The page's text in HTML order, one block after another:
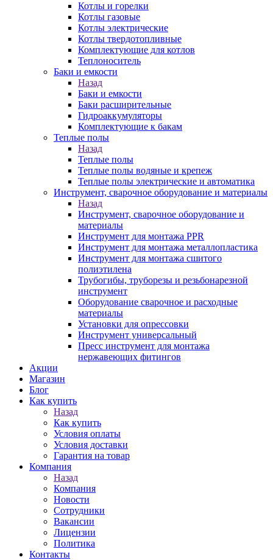
Котлы и горелки
Котлы газовые
Котлы электрические
Котлы твердотопливные
Комплектующие для котлов
Теплоноситель
Баки и емкости
Назад
Баки и емкости
Баки расширительные
Гидроаккумуляторы
Комплектующие к бакам
Теплые полы
Назад
Теплые полы
Теплые полы водяные и крепеж
Теплые полы электрические и автоматика
Инструмент, сварочное оборудование и материалы
Назад
Инструмент, сварочное оборудование и
материалы
Инструмент для монтажа PPR
Инструмент для монтажа металлопластика
Инструмент для монтажа сшитого
полиэтилена
Трубогибы, труборезы и резьбонарезной
инструмент
Оборудование сварочное и расходные
материалы
Установки для опрессовки
Инструмент универсальный
Пресс инструмент для монтажа
нержавеющих фитингов
Акции
Магазин
Блог
Как купить
Назад
Как купить
Условия оплаты
Условия доставки
Гарантия на товар
Компания
Назад
Компания
Новости
Сотрудники
Вакансии
Лицензии
Политика
Контакты